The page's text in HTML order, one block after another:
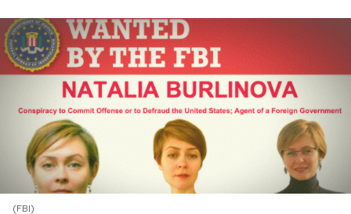
PODCAST
NEWSLETTER
I MIEI PREFERITI
SHOP
(FBI)